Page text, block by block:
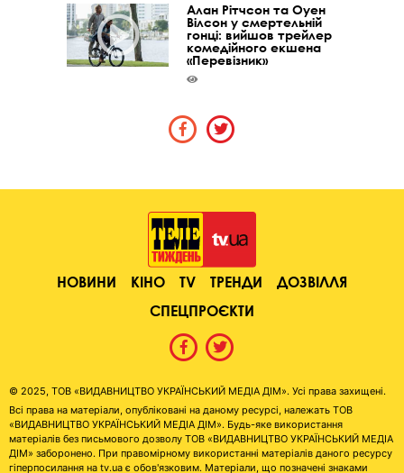
Алан Рітчсон та Оуен
Вілсон у смертельній
гонці: вийшов трейлер
комедійного екшена
«Перевізник»
НОВИНИ КІНО TV ТРЕНДИ
ДОЗВІЛЛЯ
СПЕЦПРОЄКТИ
© 2025, ТОВ «ВИДАВНИЦТВО УКРАЇНСЬКИЙ МЕДІА ДІМ». Усі права захищені.
Всі права на матеріали, опубліковані на даному ресурсі, належать ТОВ
«ВИДАВНИЦТВО УКРАЇНСЬКИЙ МЕДІА ДІМ». Будь-яке використання
матеріалів без письмового дозволу ТОВ «ВИДАВНИЦТВО УКРАЇНСЬКИЙ МЕДІА
ДІМ» заборонено. При правомірному використанні матеріалів даного ресурсу
гіперпосилання на tv.ua є обов'язковим. Матеріали, що позначені знаками